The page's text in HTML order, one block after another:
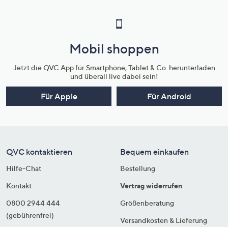
Mobil shoppen
Jetzt die QVC App für Smartphone, Tablet & Co. herunterladen
und überall live dabei sein!
Für Apple Für Android
QVC kontaktieren
Hilfe-Chat
Kontakt
0800 2944 444
(gebührenfrei)
Bequem einkaufen
Bestellung
Vertrag widerrufen
Größenberatung
Versandkosten & Lieferung